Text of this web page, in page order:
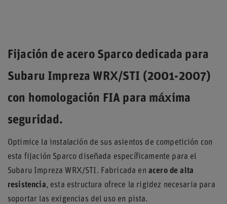
Fijación de acero Sparco dedicada para
Subaru Impreza WRX/STI (2001-2007)
con homologación FIA para máxima
seguridad.
Optimice la instalación de sus asientos de competición con
esta fijación Sparco diseñada específicamente para el
Subaru Impreza WRX/STI. Fabricada en acero de alta
resistencia, esta estructura ofrece la rigidez necesaria para
soportar las exigencias del uso en pista.